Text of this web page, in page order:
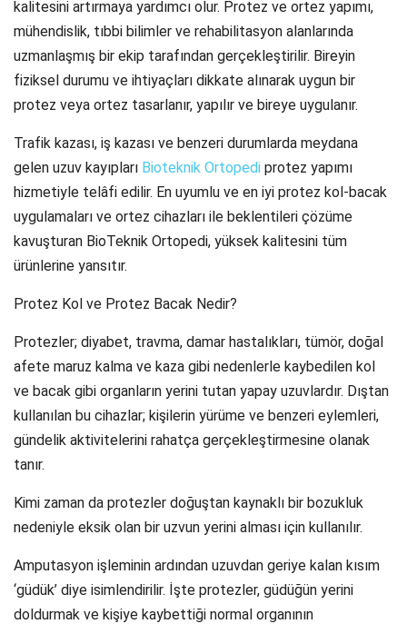
kalitesini artırmaya yardımcı olur. Protez ve ortez yapımı,
mühendislik, tıbbi bilimler ve rehabilitasyon alanlarında
uzmanlaşmış bir ekip tarafından gerçekleştirilir. Bireyin
fiziksel durumu ve ihtiyaçları dikkate alınarak uygun bir
protez veya ortez tasarlanır, yapılır ve bireye uygulanır.
Trafik kazası, iş kazası ve benzeri durumlarda meydana
gelen uzuv kayıpları Bioteknik Ortopedi protez yapımı
hizmetiyle telâfi edilir. En uyumlu ve en iyi protez kol-bacak
uygulamaları ve ortez cihazları ile beklentileri çözüme
kavuşturan BioTeknik Ortopedi, yüksek kalitesini tüm
ürünlerine yansıtır.
Protez Kol ve Protez Bacak Nedir?
Protezler; diyabet, travma, damar hastalıkları, tümör, doğal
afete maruz kalma ve kaza gibi nedenlerle kaybedilen kol
ve bacak gibi organların yerini tutan yapay uzuvlardır. Dıştan
kullanılan bu cihazlar; kişilerin yürüme ve benzeri eylemleri,
gündelik aktivitelerini rahatça gerçekleştirmesine olanak
tanır.
Kimi zaman da protezler doğuştan kaynaklı bir bozukluk
nedeniyle eksik olan bir uzvun yerini alması için kullanılır.
Amputasyon işleminin ardından uzuvdan geriye kalan kısım
‘güdük’ diye isimlendirilir. İşte protezler, güdüğün yerini
doldurmak ve kişiye kaybettiği normal organının